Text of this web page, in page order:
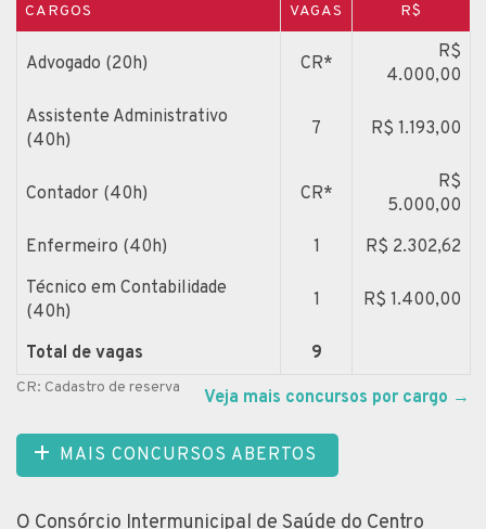
CARGOS VAGAS R$
Advogado (20h) CR*
R$
4.000,00
Assistente Administrativo
(40h)
7 R$ 1.193,00
Contador (40h) CR*
R$
5.000,00
Enfermeiro (40h)
1
R$ 2.302,62
Técnico em Contabilidade
(40h)
1 R$ 1.400,00
Total de vagas 9
CR: Cadastro de reserva Veja mais concursos por cargo →
MAIS CONCURSOS ABERTOS
O Consórcio Intermunicipal de Saúde do Centro